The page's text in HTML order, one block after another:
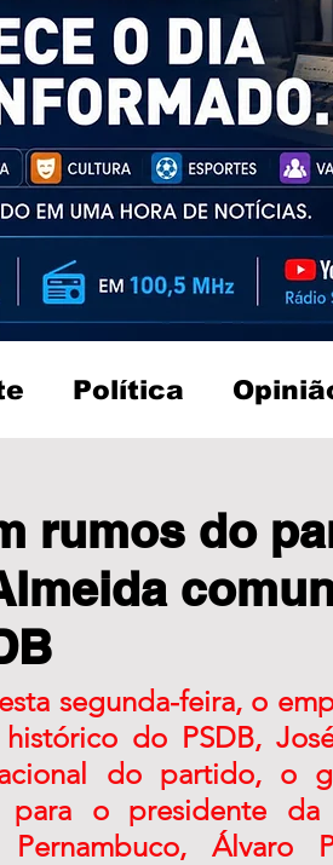
Política
rumos do
segunda-feira, o
do PSDB,
do partido, o
o presidente da
Álvaro